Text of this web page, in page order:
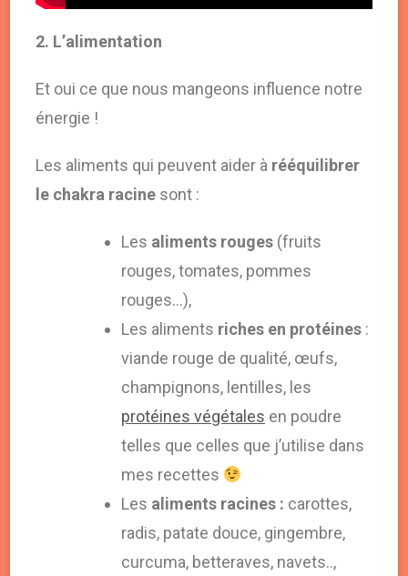
2. L’alimentation
Et oui ce que nous mangeons influence notre
énergie !
Les aliments qui peuvent aider à rééquilibrer
le chakra racine sont :
Les aliments rouges (fruits
rouges, tomates, pommes
rouges…),
Les aliments riches en protéines :
viande rouge de qualité, œufs,
champignons, lentilles, les
protéines végétales en poudre
telles que celles que j’utilise dans
mes recettes
Les aliments racines : carottes,
radis, patate douce, gingembre,
curcuma, betteraves, navets..,